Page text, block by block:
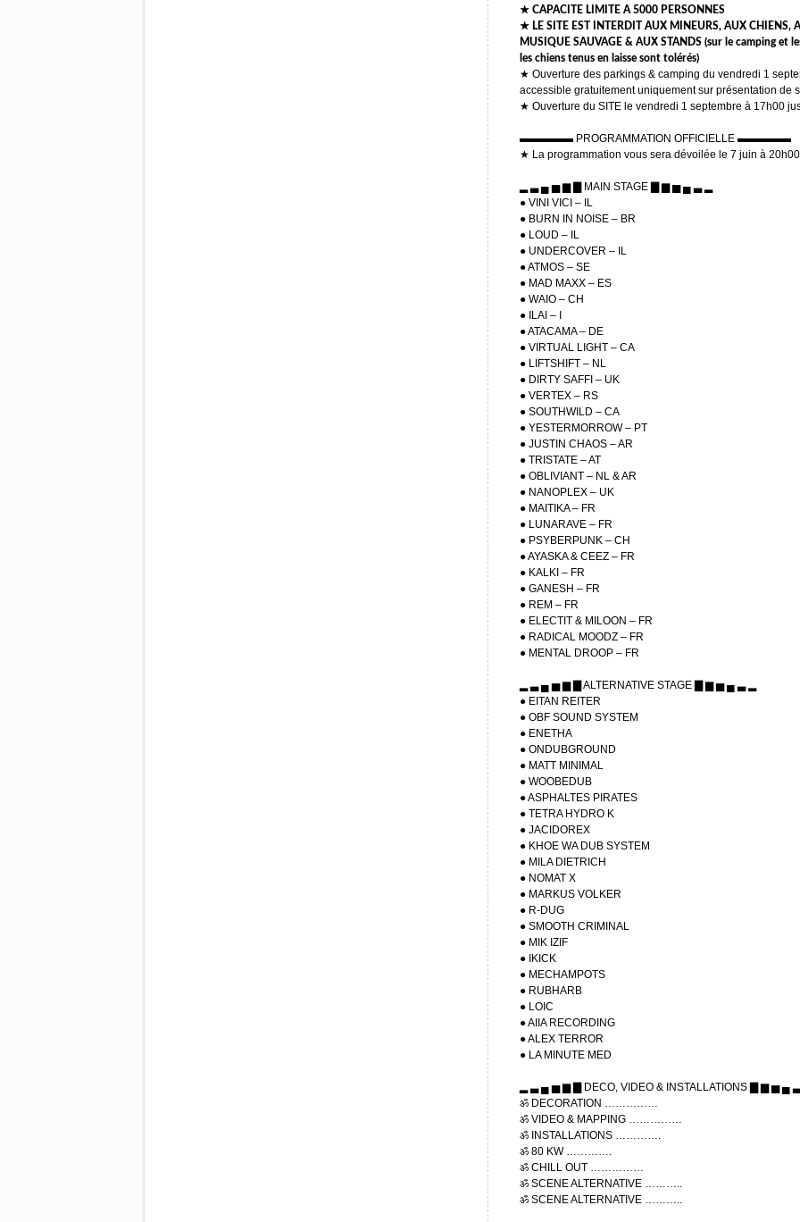
★ CAPACITE LIMITE A 5000 PERSONNES
★ LE SITE EST INTERDIT AUX MINEURS, AUX CHIENS,
MUSIQUE SAUVAGE & AUX STANDS (sur le camping et
les chiens tenus en laisse sont tolérés)
★ Ouverture des parkings & camping du vendredi 1
accessible gratuitement uniquement sur présentation de
★ Ouverture du SITE le vendredi 1 septembre à 17h00
▬▬▬▬▬ PROGRAMMATION OFFICIELLE ▬▬▬▬▬
★ La programmation vous sera dévoilée le 7 juin à 20h00
▂ ▃ ▄ ▅ ▆ ▇ MAIN STAGE ▇ ▆ ▅ ▄ ▃ ▂
● VINI VICI – IL
● BURN IN NOISE – BR
● LOUD – IL
● UNDERCOVER – IL
● ATMOS – SE
● MAD MAXX – ES
● WAIO – CH
● ILAI – I
● ATACAMA – DE
● VIRTUAL LIGHT – CA
● LIFTSHIFT – NL
● DIRTY SAFFI – UK
● VERTEX – RS
● SOUTHWILD – CA
● YESTERMORROW – PT
● JUSTIN CHAOS – AR
● TRISTATE – AT
● OBLIVIANT – NL & AR
● NANOPLEX – UK
● MAITIKA – FR
● LUNARAVE – FR
● PSYBERPUNK – CH
● AYASKA & CEEZ – FR
● KALKI – FR
● GANESH – FR
● REM – FR
● ELECTIT & MILOON – FR
● RADICAL MOODZ – FR
● MENTAL DROOP – FR
▂ ▃ ▄ ▅ ▆ ▇ ALTERNATIVE STAGE ▇ ▆ ▅ ▄ ▃ ▂
● EITAN REITER
● OBF SOUND SYSTEM
● ENETHA
● ONDUBGROUND
● MATT MINIMAL
● WOOBEDUB
● ASPHALTES PIRATES
● TETRA HYDRO K
● JACIDOREX
● KHOE WA DUB SYSTEM
● MILA DIETRICH
● NOMAT X
● MARKUS VOLKER
● R-DUG
● SMOOTH CRIMINAL
● MIK IZIF
● IKICK
● MECHAMPOTS
● RUBHARB
● LOIC
● AIIA RECORDING
● ALEX TERROR
● LA MINUTE MED
▂ ▃ ▄ ▅ ▆ ▇ DECO, VIDEO & INSTALLATIONS ▇ ▆ ▅ ▄
ॐ DECORATION ……………
ॐ VIDEO & MAPPING ……………
ॐ INSTALLATIONS ………….
ॐ 80 KW ………….
ॐ CHILL OUT ……………
ॐ SCENE ALTERNATIVE ………..
ॐ SCENE ALTERNATIVE ………..